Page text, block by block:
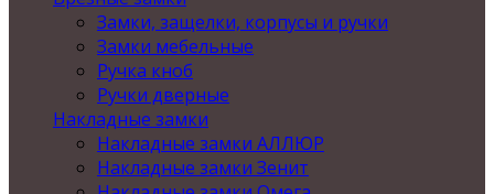
Замки, защелки, корпусы и ручки
Замки мебельные
Ручка кноб
Ручки дверные
Накладные замки
Накладные замки АЛЛЮР
Накладные замки Зенит